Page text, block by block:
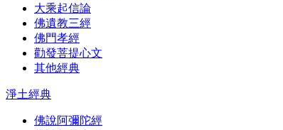
大乘起信論
佛遺教三經
佛門孝經
勸發菩提心文
其他經典
淨土經典
佛說阿彌陀經